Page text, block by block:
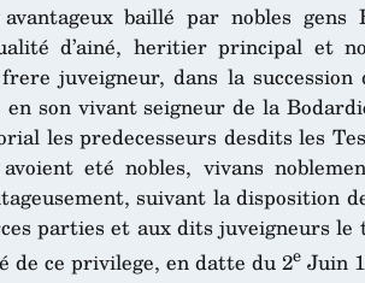
baillé par nobles
d’ainé, heritier principal et
juveigneur, dans la
son vivant seigneur de la
les predecesseurs desdits les
eté nobles, vivans
suivant la disposition
parties et aux dits juveigneurs
de ce privilege, en datte du 2e Juin